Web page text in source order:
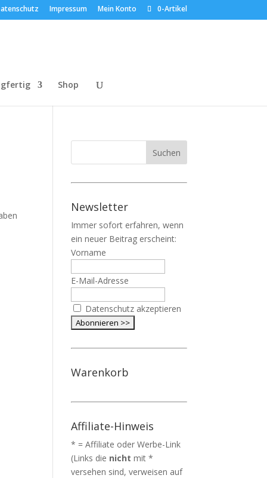
Impressum Mein Konto 0-Artikel
Shop
Newsletter
Immer sofort erfahren, wenn
ein neuer Beitrag erscheint:
Vorname
E-Mail-Adresse
Datenschutz akzeptieren
Warenkorb
Affiliate-Hinweis
* = Affiliate oder Werbe-Link
(Links die nichtmit *
versehen sind, verweisen auf